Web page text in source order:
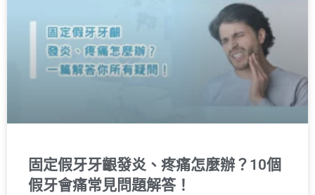
固定假牙牙齦發炎、疼痛怎麼辦？10個
假牙會痛常見問題解答！